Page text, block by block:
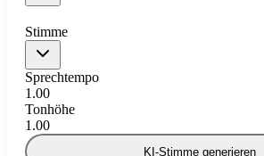
Stimme
Sprechtempo
1.00
Tonhöhe
1.00
KI-Stimme generieren